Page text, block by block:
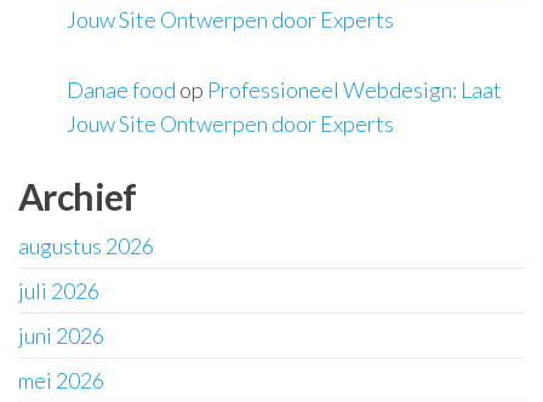
Jouw Site Ontwerpen door Experts
Danae food op Professioneel Webdesign: Laat
Jouw Site Ontwerpen door Experts
Archief
augustus 2026
juli 2026
juni 2026
mei 2026